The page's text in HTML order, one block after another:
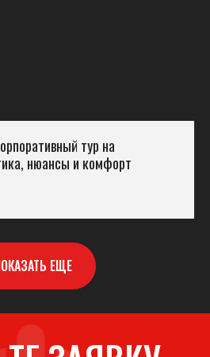
тур на
нюансы и комфорт
ЕЩЕ